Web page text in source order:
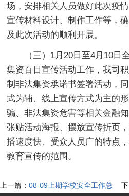
场，安排相关人员做好此次疫
宣传材料设计、制作工作等，
及此次活动的顺利开展。
（三）1月20日至4月10日
集资百日宣传活动工作，我司
制非法集资承诺书签署活动，
式为辅、线上宣传方式为主的
骗、非法集资危害等相关金融
张贴活动海报、摆放宣传折页
播速度快、受众人员广的特点
教育宣传的范围。
上一篇： 08-09上期学校安全工作总